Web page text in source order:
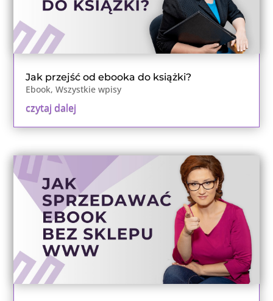
Jak przejść od ebooka do książki?
Ebook,Wszystkie wpisy
czytaj dalej